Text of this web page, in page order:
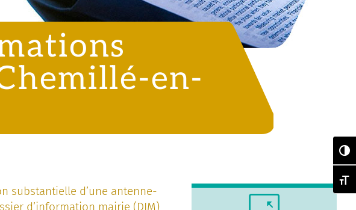
en-
substantielle d’une antenne-
d’information mairie (DIM)